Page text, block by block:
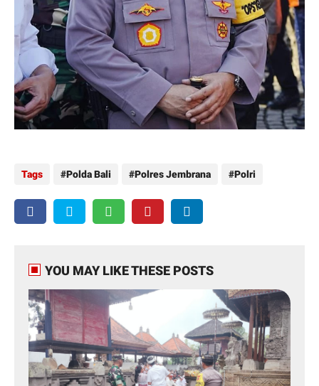
Tags Polda Bali Polres Jembrana Polri
YOU MAY LIKE THESE POSTS